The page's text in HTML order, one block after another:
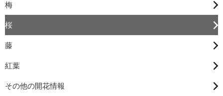
梅
桜
藤
紅葉
その他の開花情報